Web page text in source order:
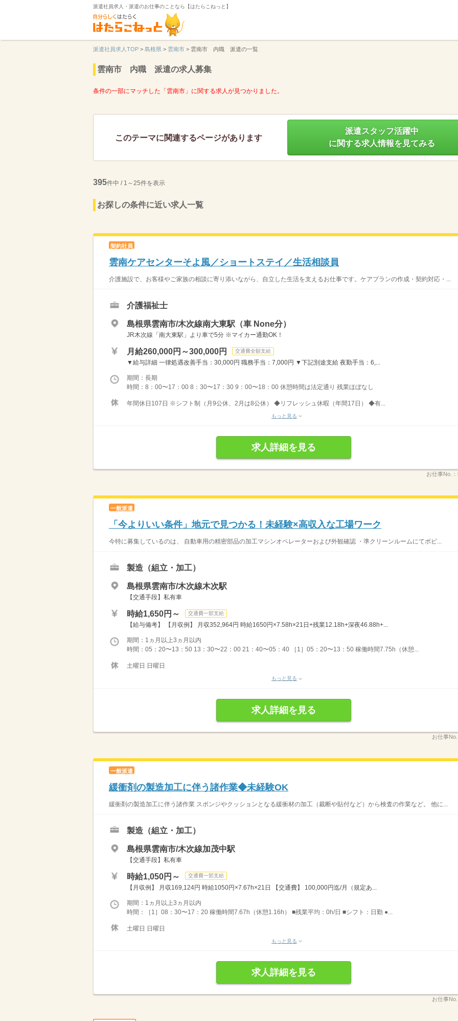
派遣社員求人・派遣のお仕事のことなら【はたらこねっと】
派遣社員求人TOP > 島根県 > 雲南市 > 雲南市 内職 派遣の一覧
雲南市 内職 派遣の求人募集
条件の一部にマッチした「雲南市」に関する求人が見つかりました。
このテーマに関連するページがあります
派遣スタッフ活躍中
に関する求人情報を見てみる
395件中 / 1～25件を表示
お探しの条件に近い求人一覧
契約社員
雲南ケアセンターそよ風／ショートステイ／生活相談員
介護施設で、お客様やご家族の相談に寄り添いながら、自立した生活を支えるお仕事です。ケアプランの作成・契約対応・...
介護福祉士
島根県雲南市/木次線南大東駅（車 None分）
JR木次線「南大東駅」より車で5分 ※マイカー通勤OK！
月給260,000円～300,000円 交通費全額支給
▼給与詳細 一律処遇改善手当：30,000円 職務手当：7,000円 ▼下記別途支給 夜勤手当：6,...
期間：長期
時間：8：00〜17：00 8：30〜17：30 9：00〜18：00 休憩時間は法定通り 残業ほぼなし
年間休日107日 ※シフト制（月9公休、2月は8公休） ◆リフレッシュ休暇（年間17日） ◆有...
もっと見る
求人詳細を見る
お仕事No.：
一般派遣
「今よりいい条件」地元で見つかる！未経験×高収入な工場ワーク
今特に募集しているのは、 自動車用の精密部品の加工マシンオペレーターおよび外観確認 ・準クリーンルームにてボビ...
製造（組立・加工）
島根県雲南市/木次線木次駅
【交通手段】私有車
時給1,650円～ 交通費一部支給
【給与備考】 【月収例】 月収352,964円 時給1650円×7.58h×21日+残業12.18h+深夜46.88h+...
期間：1ヵ月以上3ヵ月以内
時間：05：20〜13：50 13：30〜22：00 21：40〜05：40 ［1］05：20〜13：50 稼働時間7.75h（休憩...
土曜日 日曜日
もっと見る
求人詳細を見る
お仕事No.
一般派遣
緩衝剤の製造加工に伴う諸作業◆未経験OK
緩衝剤の製造加工に伴う諸作業 スポンジやクッションとなる緩衝材の加工（裁断や貼付など）から検査の作業など。 他に...
製造（組立・加工）
島根県雲南市/木次線加茂中駅
【交通手段】私有車
時給1,050円～ 交通費一部支給
【月収例】 月収169,124円 時給1050円×7.67h×21日 【交通費】 100,000円迄/月（規定あ...
期間：1ヵ月以上3ヵ月以内
時間：［1］08：30〜17：20 稼働時間7.67h（休憩1.16h） ■残業平均：0h/日 ■シフト：日勤 ●...
土曜日 日曜日
もっと見る
求人詳細を見る
お仕事No.